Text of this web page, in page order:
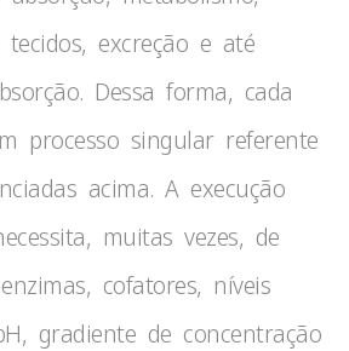
excreção e até
Dessa forma, cada
processo singular referente
acima. A execução
muitas vezes, de
cofatores, níveis
gradiente de concentração